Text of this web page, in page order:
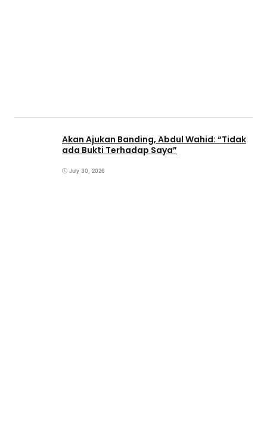
Akan Ajukan Banding, Abdul Wahid: “Tidak
ada Bukti Terhadap Saya”
July 30, 2026